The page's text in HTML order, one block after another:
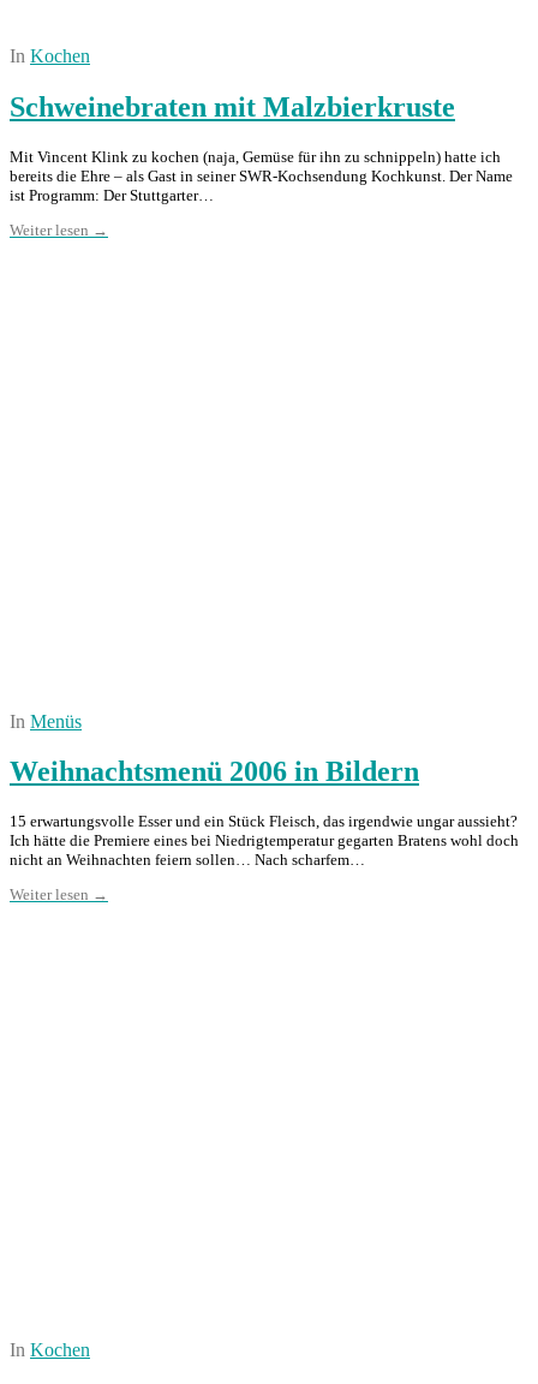
In Kochen
Schweinebraten mit Malzbierkruste
Mit Vincent Klink zu kochen (naja, Gemüse für ihn zu schnippeln) hatte ich
bereits die Ehre – als Gast in seiner SWR-Kochsendung Kochkunst. Der Name
ist Programm: Der Stuttgarter…
Weiter lesen →
In Menüs
Weihnachtsmenü 2006 in Bildern
15 erwartungsvolle Esser und ein Stück Fleisch, das irgendwie ungar aussieht?
Ich hätte die Premiere eines bei Niedrigtemperatur gegarten Bratens wohl doch
nicht an Weihnachten feiern sollen… Nach scharfem…
Weiter lesen →
In Kochen